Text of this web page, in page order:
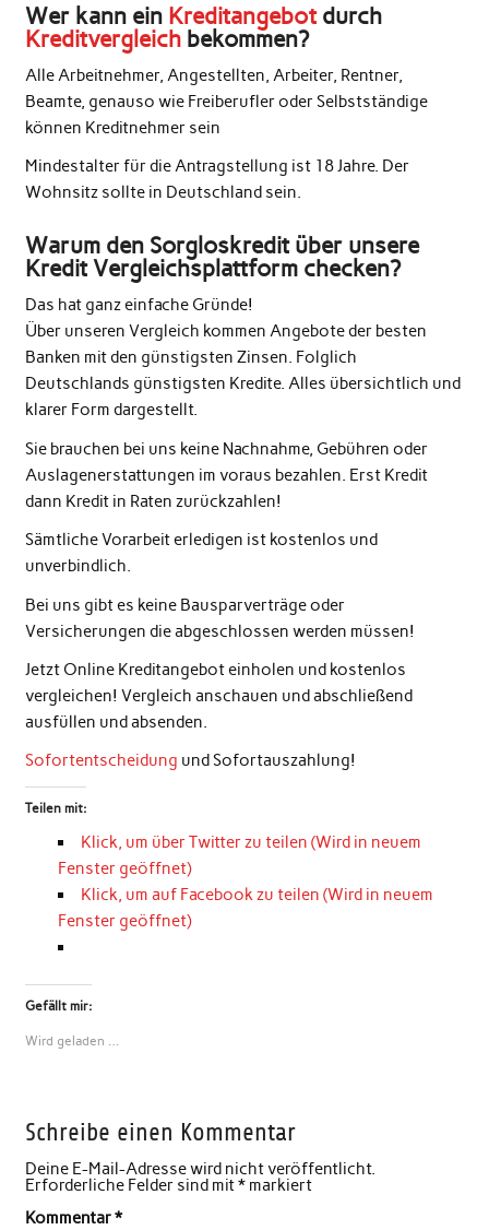
Wer kann ein Kreditangebotdurch
Kreditvergleichbekommen?
Alle Arbeitnehmer, Angestellten, Arbeiter, Rentner,
Beamte, genauso wie Freiberufler oder Selbstständige
können Kreditnehmer sein
Mindestalter für die Antragstellung ist 18 Jahre. Der
Wohnsitz sollte in Deutschland sein.
Warum den Sorgloskredit über unsere
Kredit Vergleichsplattform checken?
Das hat ganz einfache Gründe!
Über unseren Vergleich kommen Angebote der besten
Banken mit den günstigsten Zinsen. Folglich
Deutschlands günstigsten Kredite. Alles übersichtlich und
klarer Form dargestellt.
Sie brauchen bei uns keine Nachnahme, Gebühren oder
Auslagenerstattungen im voraus bezahlen. Erst Kredit
dann Kredit in Raten zurückzahlen!
Sämtliche Vorarbeit erledigen ist kostenlos und
unverbindlich.
Bei uns gibt es keine Bausparverträge oder
Versicherungen die abgeschlossen werden müssen!
Jetzt Online Kreditangebot einholen und kostenlos
vergleichen! Vergleich anschauen und abschließend
ausfüllen und absenden.
Sofortentscheidung und Sofortauszahlung!
Teilen mit:
Klick, um über Twitter zu teilen (Wird in neuem
Fenster geöffnet)
Klick, um auf Facebook zu teilen (Wird in neuem
Fenster geöffnet)
Gefällt mir:
Wird geladen …
Schreibe einen Kommentar
Deine E-Mail-Adresse wird nicht veröffentlicht.
Erforderliche Felder sind mit*markiert
Kommentar*